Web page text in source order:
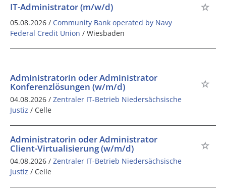
IT-Administrator (m/w/d)
05.08.2026 / Community Bank operated by Navy
Federal Credit Union / Wiesbaden
Administratorin oder Administrator
Konferenzlösungen (w/m/d)
04.08.2026 / Zentraler IT-Betrieb Niedersächsische
Justiz / Celle
Administratorin oder Administrator
Client-Virtualisierung (w/m/d)
04.08.2026 / Zentraler IT-Betrieb Niedersächsische
Justiz / Celle